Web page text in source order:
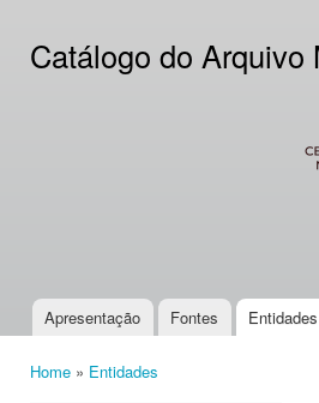
Catálogo do
Main menu
Apresentação Fontes Entidades
Home » Entidades